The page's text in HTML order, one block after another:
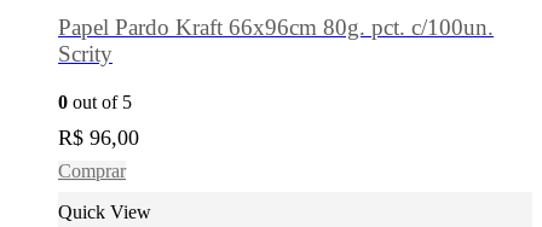
Papel Pardo Kraft 66x96cm 80g. pct. c/100un.
Scrity
0 out of 5
R$ 96,00
Comprar
Quick View